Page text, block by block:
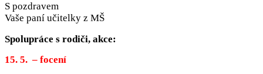
S pozdravem
Vaše paní učitelky z MŠ
Spolupráce s rodiči, akce:
15. 5. – focení